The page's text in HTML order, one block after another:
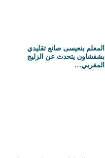
المعلم بنعيسى صانع تقليدي
بشفشاون يتحدث عن الزليج
المغربي…